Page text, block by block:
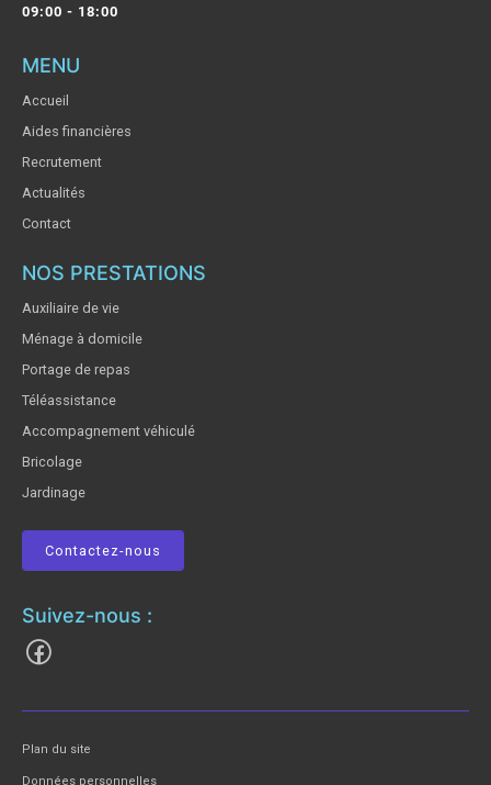
09:00 - 18:00
MENU
Accueil
Aides financières
Recrutement
Actualités
Contact
NOS PRESTATIONS
Auxiliaire de vie
Ménage à domicile
Portage de repas
Téléassistance
Accompagnement véhiculé
Bricolage
Jardinage
Contactez-nous
Suivez-nous :
Plan du site
Données personnelles